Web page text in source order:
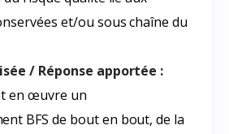
et/ou sous chaîne du
/ Réponse apportée :
en œuvre un
BFS de bout en bout, de la